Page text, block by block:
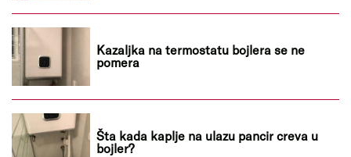
Kazaljka na termostatu bojlera se ne
pomera
Šta kada kaplje na ulazu pancir creva u
bojler?